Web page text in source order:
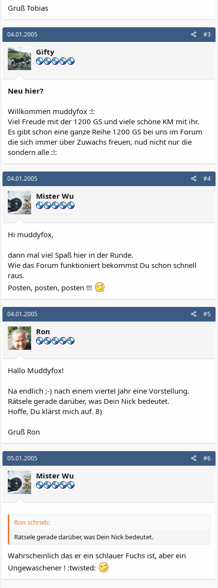
Gruß Tobias
04.01.2005 #3
Gifty
Neu hier?
Willkommen muddyfox :!:
Viel Freude mit der 1200 GS und viele schöne KM mit ihr.
Es gibt schon eine ganze Reihe 1200 GS bei uns im Forum
die sich immer über Zuwachs freuen, nud nicht nur die
sondern alle :!:
04.01.2005 #4
Mister Wu
Hi muddyfox,
dann mal viel Spaß hier in der Runde.
Wie das Forum funktioniert bekommst Du schon schnell
raus.
Posten, posten, posten !!!
04.01.2005 #5
Ron
Hallo Muddyfox!
Na endlich ;-) nach einem viertel Jahr eine Vorstellung.
Rätsele gerade darüber, was Dein Nick bedeutet.
Hoffe, Du klärst mich auf. 8)
Gruß Ron
05.01.2005 #6
Mister Wu
Ron schrieb:
Rätsele gerade darüber, was Dein Nick bedeutet.
Wahrscheinlich das er ein schlauer Fuchs ist, aber ein
Ungewaschener ! :twisted: